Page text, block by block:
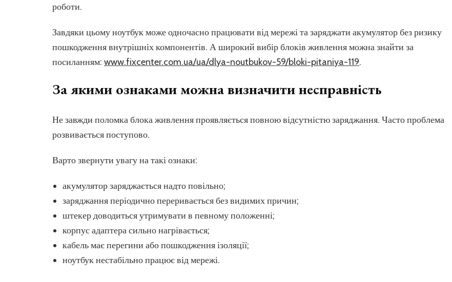
роботи.
Завдяки цьому ноутбук може одночасно працювати від мережі та заряджати акумулятор без ризику
пошкодження внутрішніх компонентів. А широкий вибір блоків живлення можна знайти за
посиланням: www.fixcenter.com.ua/ua/dlya-noutbukov-59/bloki-pitaniya-119.
За якими ознаками можна визначити несправність
Не завжди поломка блока живлення проявляється повною відсутністю заряджання. Часто проблема
розвивається поступово.
Варто звернути увагу на такі ознаки:
акумулятор заряджається надто повільно;
заряджання періодично переривається без видимих причин;
штекер доводиться утримувати в певному положенні;
корпус адаптера сильно нагрівається;
кабель має перегини або пошкодження ізоляції;
ноутбук нестабільно працює від мережі.